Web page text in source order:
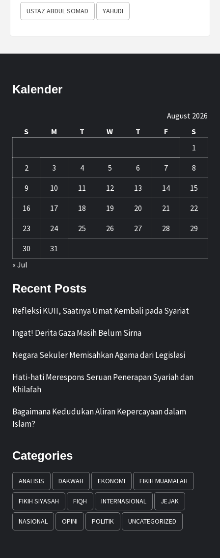
USTAZ ABDUL SOMAD YAHUDI
Kalender
August 2026
S
M T W T F
S
1
2 3 4 5 6 7 8
9 10 11 12 13 14 15
16 17 18 19 20 21 22
23 24 25 26 27 28 29
30
31
« Jul
Recent Posts
Refleksi KUII, Saatnya Umat Kembali pada Syariat
Ingat! Derita Gaza Masih Belum Sirna
Negara Sekuler Memisahkan Agama dari Legislasi
Hati-hati Merespons Seruan Penerapan Syariah dan
Khilafah
Bagaimana Kedudukan Aliran Kepercayaan dalam
Islam?
Categories
ANALISIS DAKWAH EKONOMI FIKIH MUAMALAH
FIKIH SIYASAH FIQH INTERNASIONAL JEJAK
NASIONAL OPINI POLITIK UNCATEGORIZED